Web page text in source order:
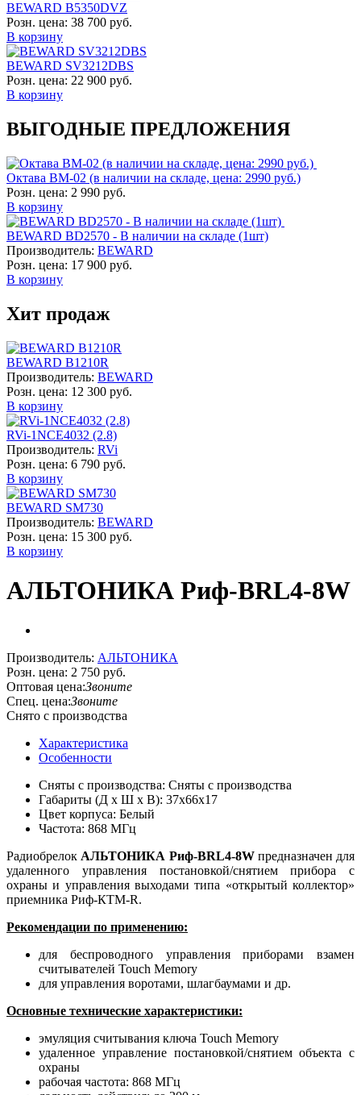
BEWARD B5350DVZ
Розн. цена: 38 700 руб.
В корзину
BEWARD SV3212DBS
Розн. цена: 22 900 руб.
В корзину
ВЫГОДНЫЕ ПРЕДЛОЖЕНИЯ
Октава ВМ-02 (в наличии на складе, цена: 2990 руб.)
Розн. цена: 2 990 руб.
В корзину
BEWARD BD2570 - В наличии на складе (1шт)
Производитель: BEWARD
Розн. цена: 17 900 руб.
В корзину
Хит продаж
BEWARD B1210R
Производитель: BEWARD
Розн. цена: 12 300 руб.
В корзину
RVi-1NCE4032 (2.8)
Производитель: RVi
Розн. цена: 6 790 руб.
В корзину
BEWARD SM730
Производитель: BEWARD
Розн. цена: 15 300 руб.
В корзину
АЛЬТОНИКА Риф-BRL4-8W
Производитель: АЛЬТОНИКА
Розн. цена: 2 750 руб.
Оптовая цена:Звоните
Спец. цена:Звоните
Снято с производства
Характеристика
Особенности
Сняты с производства: Сняты с производства
Габариты (Д х Ш х В): 37x66x17
Цвет корпуса: Белый
Частота: 868 МГц
Радиобрелок АЛЬТОНИКА Риф-BRL4-8Wпредназначен для
удаленного управления постановкой/снятием прибора с
охраны и управления выходами типа «открытый коллектор»
приемника Риф-КТМ-R.
Рекомендации по применению:
для беспроводного управления приборами взамен
считывателей Touch Memory
для управления воротами, шлагбаумами и др.
Основные технические характеристики:
эмуляция считывания ключа Touch Memory
удаленное управление постановкой/снятием объекта с
охраны
рабочая частота: 868 МГц